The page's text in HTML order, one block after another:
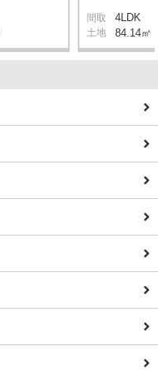
間取 4LDK
土地 84.14㎡